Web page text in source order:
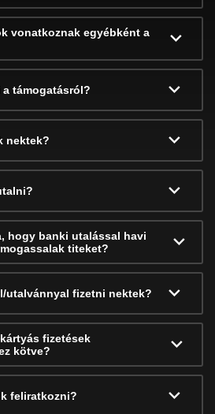
vonatkoznak egyébként a
támogatásról?
nektek?
hogy banki utalással havi
titeket?
utalvánnyal fizetni nektek?
fizetések
kötve?
feliratkozni?